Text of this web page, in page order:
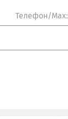
Телефон/Max: